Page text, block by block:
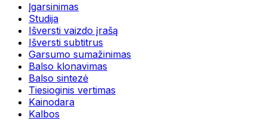
Įgarsinimas
Studija
Išversti vaizdo įrašą
Išversti subtitrus
Garsumo sumažinimas
Balso klonavimas
Balso sintezė
Tiesioginis vertimas
Kainodara
Kalbos